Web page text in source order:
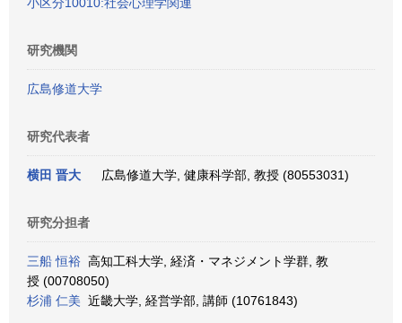
研究機関
広島修道大学
研究代表者
横田 晋大 広島修道大学, 健康科学部, 教授 (80553031)
研究分担者
三船 恒裕 高知工科大学, 経済・マネジメント学群, 教
授 (00708050)
杉浦 仁美 近畿大学, 経営学部, 講師 (10761843)